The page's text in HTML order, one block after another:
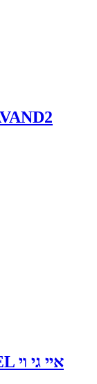
קסדת 3/4 לאופנוע AGV DIESEL איי גי וי